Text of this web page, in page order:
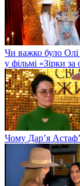
Чи важко було Олі
у фільмі «Зірки за
Чому Дар’я